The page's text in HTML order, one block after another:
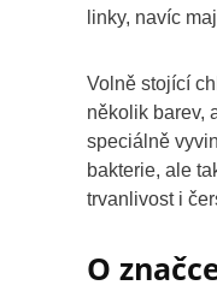
linky, navíc
Volně stojící
několik barev,
speciálně
bakterie, ale
trvanlivost i
O